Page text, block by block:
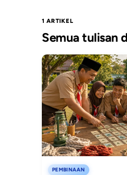
1 ARTIKEL
Semua tulisan
PEMBINAAN